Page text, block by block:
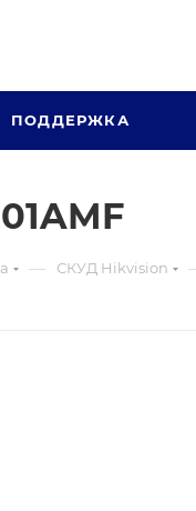
ПОДДЕРЖКА
— СКУД Hikvision